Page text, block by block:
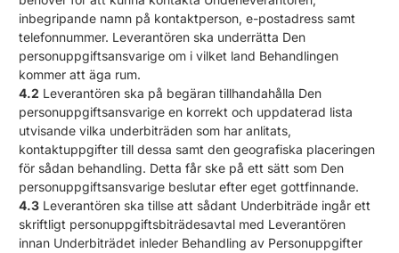
inbegripande namn på kontaktperson, e-postadress samt
telefonnummer. Leverantören ska underrätta Den
personuppgiftsansvarige om i vilket land Behandlingen
kommer att äga rum.
4.2 Leverantören ska på begäran tillhandahålla Den
personuppgiftsansvarige en korrekt och uppdaterad lista
utvisande vilka underbiträden som har anlitats,
kontaktuppgifter till dessa samt den geografiska placeringen
för sådan behandling. Detta får ske på ett sätt som Den
personuppgiftsansvarige beslutar efter eget gottfinnande.
4.3 Leverantören ska tillse att sådant Underbiträde ingår ett
skriftligt personuppgiftsbiträdesavtal med Leverantören
innan Underbiträdet inleder Behandling av Personuppgifter